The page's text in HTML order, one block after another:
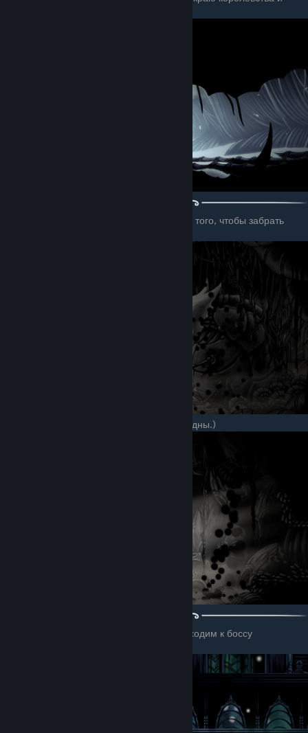
После этого идём в бездну и направо, для того, чтобы забрать
(По желанию можно и получить Вопль бездны.)
После этого идём в Сады королевы и проходим к боссу